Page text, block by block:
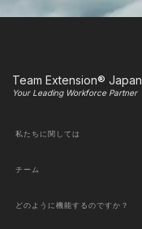
Team Extension® Japan
Your Leading Workforce Partner
私たちに関しては
チーム
どのように機能するのですか？